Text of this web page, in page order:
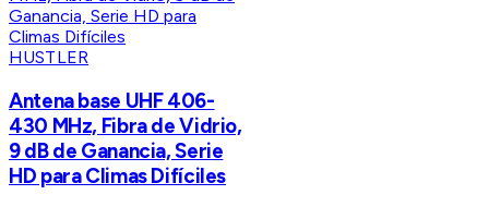
HUSTLER
Antena base UHF 406-
430 MHz, Fibra de Vidrio,
9 dB de Ganancia, Serie
HD para Climas Difíciles